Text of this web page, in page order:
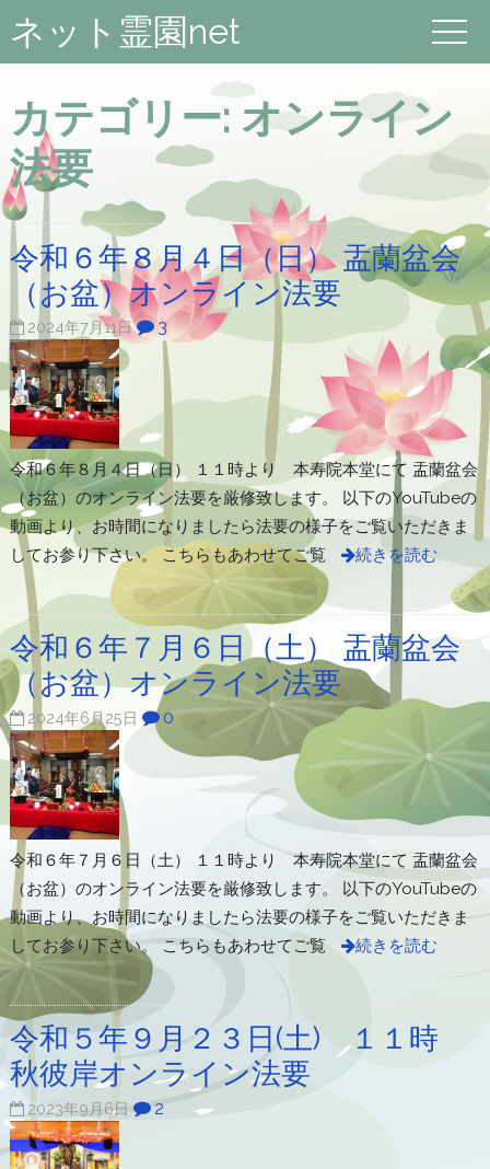
ネット霊園net
カテゴリー: オンライン
法要
令和６年８月４日（日） 盂蘭盆会
（お盆）オンライン法要
2024年7月11日 3
令和６年８月４日（日） １１時より 本寿院本堂にて 盂蘭盆会
（お盆）のオンライン法要を厳修致します。 以下のYouTubeの
動画より、お時間になりましたら法要の様子をご覧いただきま
してお参り下さい。 こちらもあわせてご覧
続きを読む
令和６年７月６日（土） 盂蘭盆会
（お盆）オンライン法要
2024年6月25日 0
令和６年７月６日（土） １１時より 本寿院本堂にて 盂蘭盆会
（お盆）のオンライン法要を厳修致します。 以下のYouTubeの
動画より、お時間になりましたら法要の様子をご覧いただきま
してお参り下さい。 こちらもあわせてご覧
続きを読む
令和５年９月２３日(土) １１時
秋彼岸オンライン法要
2023年9月6日 2